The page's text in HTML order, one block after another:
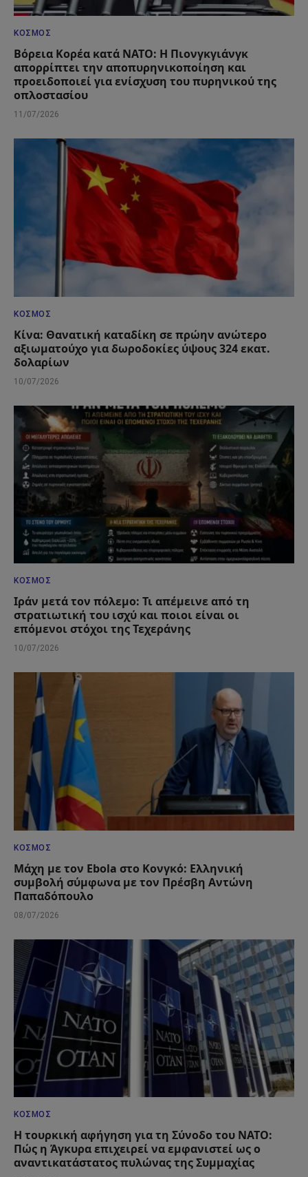
ΚΌΣΜΟΣ
Βόρεια Κορέα κατά ΝΑΤΟ: Η Πιονγκγιάνγκ
απορρίπτει την αποπυρηνικοποίηση και
προειδοποιεί για ενίσχυση του πυρηνικού της
οπλοστασίου
11/07/2026
ΚΌΣΜΟΣ
Κίνα: Θανατική καταδίκη σε πρώην ανώτερο
αξιωματούχο για δωροδοκίες ύψους 324 εκατ.
δολαρίων
10/07/2026
ΚΌΣΜΟΣ
Ιράν μετά τον πόλεμο: Τι απέμεινε από τη
στρατιωτική του ισχύ και ποιοι είναι οι
επόμενοι στόχοι της Τεχεράνης
10/07/2026
ΚΌΣΜΟΣ
Μάχη με τον Ebola στο Κονγκό: Ελληνική
συμβολή σύμφωνα με τον Πρέσβη Αντώνη
Παπαδόπουλο
08/07/2026
ΚΌΣΜΟΣ
Η τουρκική αφήγηση για τη Σύνοδο του ΝΑΤΟ:
Πώς η Άγκυρα επιχειρεί να εμφανιστεί ως ο
αναντικατάστατος πυλώνας της Συμμαχίας